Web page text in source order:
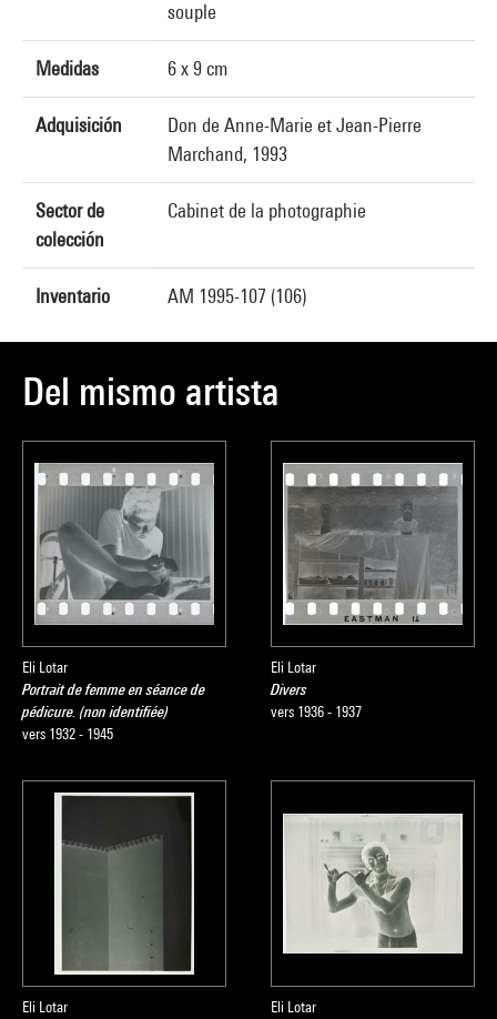
souple
Medidas 6 x 9 cm
Adquisición
Don de Anne-Marie et Jean-Pierre
Marchand, 1993
Sector de
colección
Cabinet de la photographie
Inventario AM 1995-107 (106)
Del mismo artista
Eli Lotar
Portrait de femme en séance de
pédicure. (non identifiée)
vers 1932 - 1945
Eli Lotar
Divers
vers 1936 - 1937
Eli Lotar
Eli Lotar